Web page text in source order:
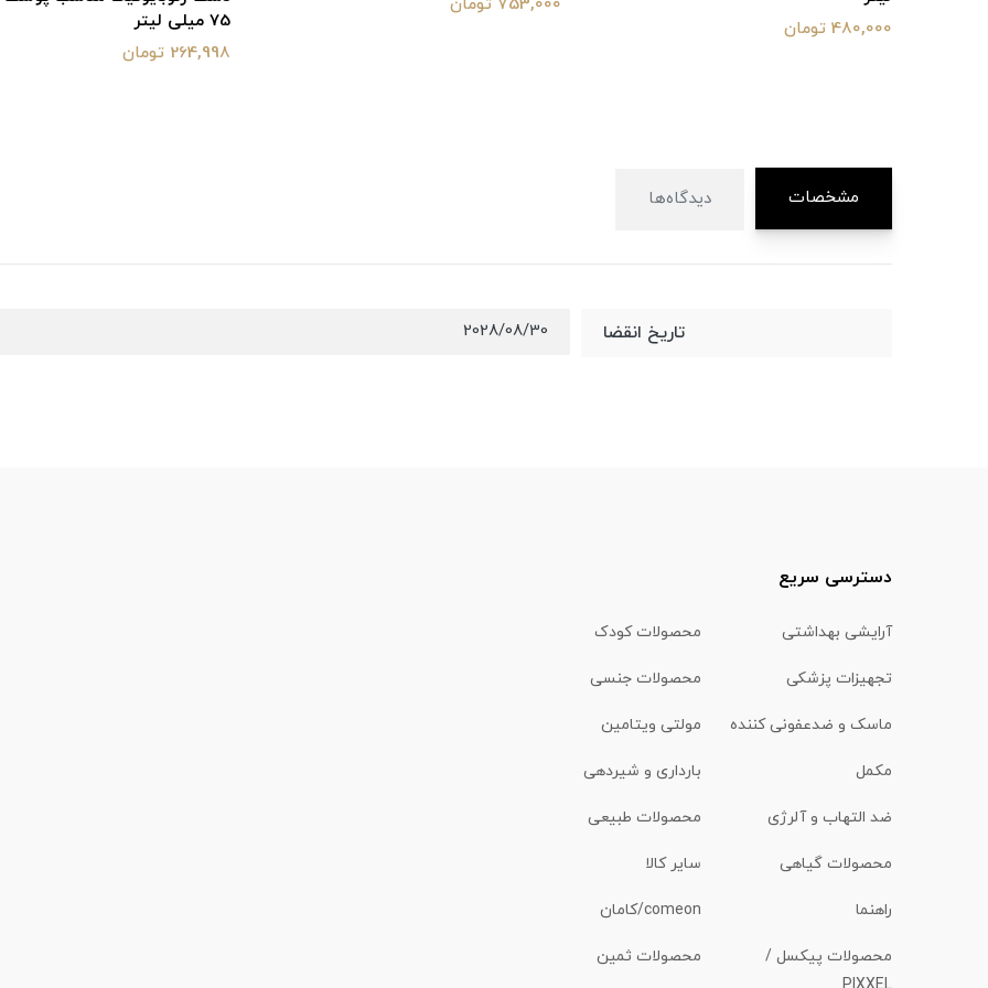
480,000 تومان
753,000 تومان
75 میلی لیتر
264,998 تومان
مشخصات دیدگاه‌ها
تاریخ انقضا 2028/08/30
دسترسی سریع
آرایشی بهداشتی محصولات کودک
تجهیزات پزشکی محصولات جنسی
ماسک و ضدعفونی کننده مولتی ویتامین
مکمل بارداری و شیردهی
ضد التهاب و آلرژی محصولات طبیعی
محصولات گیاهی سایر کالا
راهنما comeon/کامان
محصولات پیکسل /
محصولات ثمین